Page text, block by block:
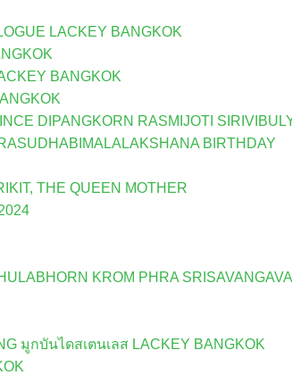
LACKEY BANGKOK
BANGKOK
DIPANGKORN RASMIJOTI
BIRTHDAY
THE QUEEN MOTHER
KROM PHRA
มูกบันไดสเตนเลส LACKEY BANGKOK